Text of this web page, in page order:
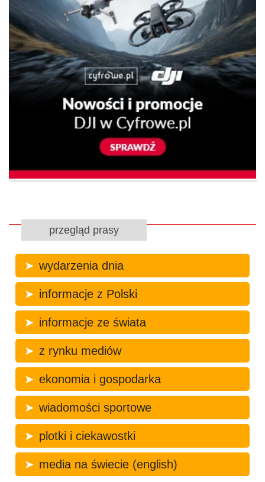
przegląd prasy
wydarzenia dnia
informacje z Polski
informacje ze świata
z rynku mediów
ekonomia i gospodarka
wiadomości sportowe
plotki i ciekawostki
media na świecie (english)